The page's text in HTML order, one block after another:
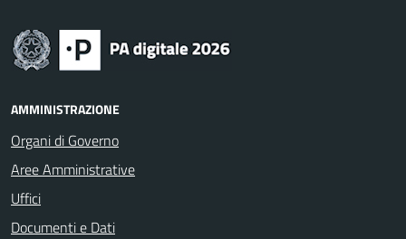
AMMINISTRAZIONE
Organi di Governo
Aree Amministrative
Uffici
Documenti e Dati